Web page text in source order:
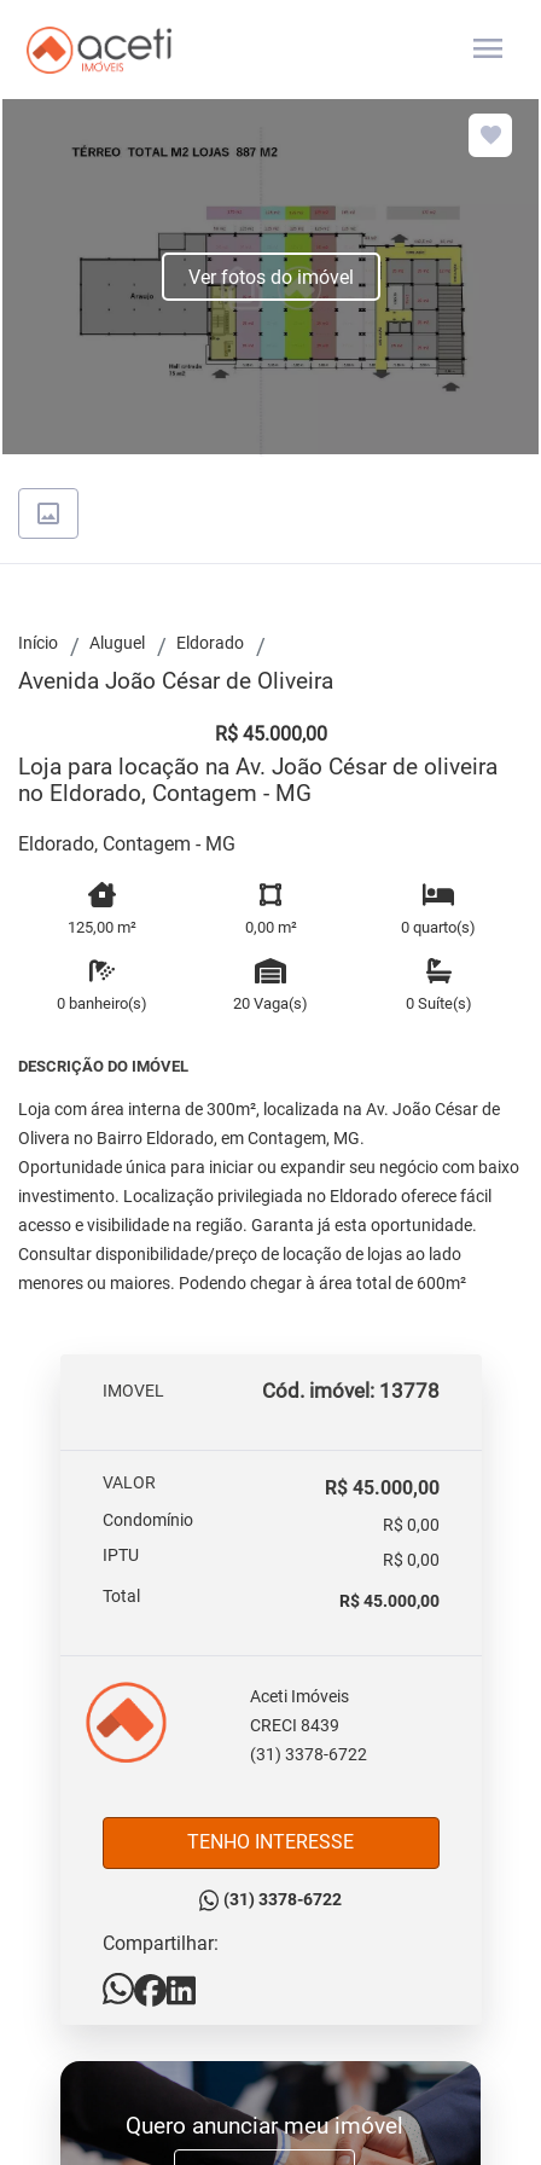
menu
Ver fotos do imóvel
Início Aluguel Eldorado
Avenida João César de Oliveira
R$ 45.000,00
Loja para locação na Av. João César de oliveira
no Eldorado, Contagem - MG
Eldorado, Contagem - MG
125,00 m² 0,00 m² 0 quarto(s)
0 banheiro(s) 20 Vaga(s) 0 Suíte(s)
DESCRIÇÃO DO IMÓVEL
Loja com área interna de 300m², localizada na Av. João César de
Olivera no Bairro Eldorado, em Contagem, MG.
Oportunidade única para iniciar ou expandir seu negócio com baixo
investimento. Localização privilegiada no Eldorado oferece fácil
acesso e visibilidade na região. Garanta já esta oportunidade.
Consultar disponibilidade/preço de locação de lojas ao lado
menores ou maiores. Podendo chegar à área total de 600m²
IMOVEL Cód. imóvel: 13778
VALOR R$ 45.000,00
Condomínio
R$ 0,00
IPTU
R$ 0,00
Total
R$ 45.000,00
Aceti Imóveis
CRECI 8439
(31) 3378-6722
TENHO INTERESSE
(31) 3378-6722
Compartilhar:
Quero anunciar meu imóvel